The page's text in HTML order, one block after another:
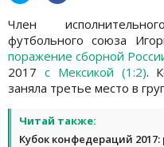
Член
футбольного союза
поражение сборной
2017 с Мексикой (1:2).
заняла третье место в
Читай также:
Кубок конфедераций